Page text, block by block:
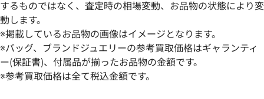
サンローラン タイニーカサンドラ 財布 ク
ロコ
参考買取価格
47,000円
サンローラン カ
ウォレット 財布
参考買取価格
するものではなく、査定時の相場変動、お品物の状態により変
動します。
※掲載しているお品物の画像はイメージとなります。
※バッグ、ブランドジュエリーの参考買取価格はギャランティ
ー(保証書)、付属品が揃ったお品物の金額です。
※参考買取価格は全て税込金額です。